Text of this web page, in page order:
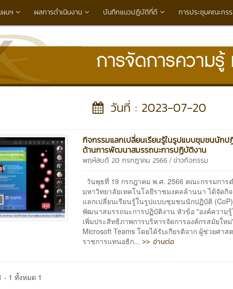
นฯ ผลการดำเนินงาน บันทึกแนวปฏิบัติที่ดี การประชุมคณะกร
วันที่ : 2023-07-20
กิจกรรมแลกเปลี่ยนเรียนรู้ในรูปแบบชุมชนนัก
ด้านการพัฒนาสมรรถนะการปฏิบัติงาน
พฤหัสบดี 20 กรกฎาคม 2566 /ข่าวกิจกรรม
วันพุธที่ 19 กรกฎาคม พ.ศ. 2566 คณะกรรมการ
มหาวิทยาลัยเทคโนโลยีราชมงคลล้านนา ได้จัดกิ
แลกเปลี่ยนเรียนรู้ในรูปแบบชุมชนนักปฏิบัติ
พัฒนาสมรรถนะการปฏิบัติงาน หัวข้อ "องค์ความ
เพิ่มประสิทธิภาพการบริหารจัดการองค์กรสมัยให
Microsoft Teams โดยได้รับเกียรติจาก ผู้ช่วยศา
ราชการแทนอธิก...>> อ่านต่อ
- 1 ทั้งหมด 1